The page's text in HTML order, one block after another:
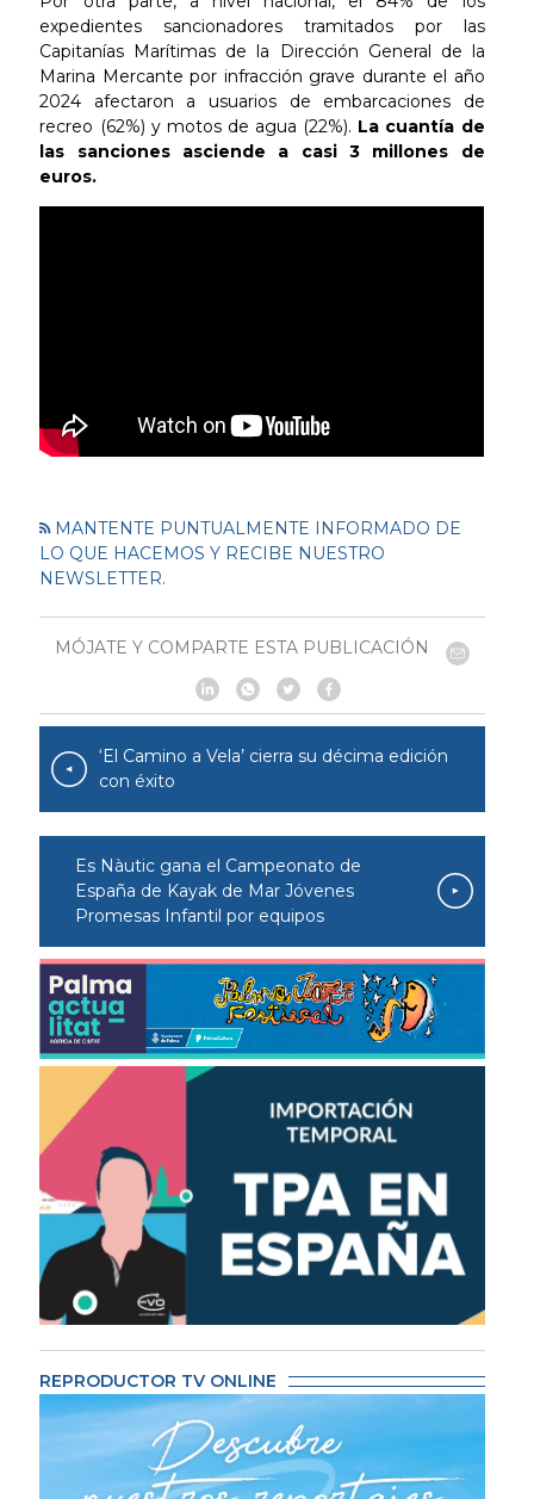
expedientes sancionadores tramitados por las
Capitanías Marítimas de la Dirección General de la
Marina Mercante por infracción grave durante el año
2024 afectaron a usuarios de embarcaciones de
recreo (62%) y motos de agua (22%). La cuantía de
las sanciones asciende a casi 3 millones de
euros.
MANTENTE PUNTUALMENTE INFORMADO DE
LO QUE HACEMOS Y RECIBE NUESTRO
NEWSLETTER.
MÓJATE Y COMPARTE ESTA PUBLICACIÓN
‘El Camino a Vela’ cierra su décima edición
con éxito
Es Nàutic gana el Campeonato de
España de Kayak de Mar Jóvenes
Promesas Infantil por equipos
REPRODUCTOR TV ONLINE